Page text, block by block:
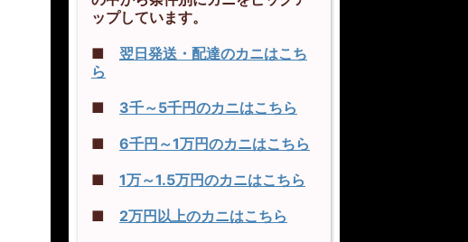
ップしています。
■ 翌日発送・配達のカニはこち
ら
■ 3千～5千円のカニはこちら
■ 6千円～1万円のカニはこちら
■ 1万～1.5万円のカニはこちら
■ 2万円以上のカニはこちら